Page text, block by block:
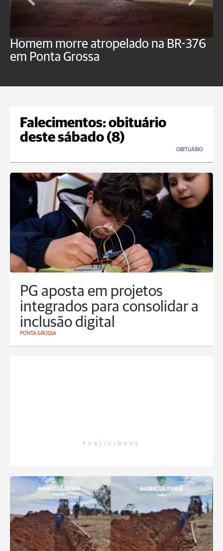
Homem morre atropelado na BR-376
em Ponta Grossa
Falecimentos: obituário
deste sábado (8)
OBITUÁRIO
PG aposta em projetos
integrados para consolidar a
inclusão digital
PONTA GROSSA
PUBLICIDADE